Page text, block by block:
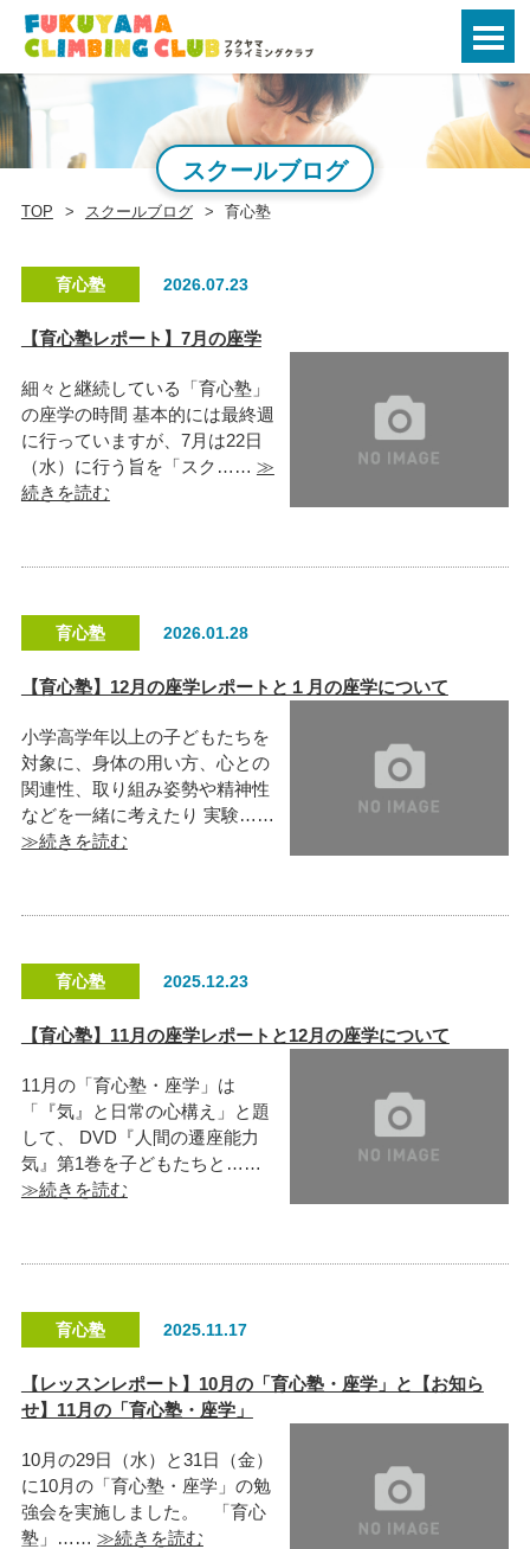
スクールブログ
TOP スクールブログ 育心塾
育心塾 2026.07.23
【育心塾レポート】7月の座学
細々と継続している「育心塾」
の座学の時間 基本的には最終週
に行っていますが、7月は22日
（水）に行う旨を「スク…… ≫
続きを読む
育心塾 2026.01.28
【育心塾】12月の座学レポートと１月の座学について
小学高学年以上の子どもたちを
対象に、身体の用い方、心との
関連性、取り組み姿勢や精神性
などを一緒に考えたり 実験……
≫続きを読む
育心塾 2025.12.23
【育心塾】11月の座学レポートと12月の座学について
11月の「育心塾・座学」は
「『気』と日常の心構え」と題
して、 DVD『人間の遷座能力
気』第1巻を子どもたちと……
≫続きを読む
育心塾 2025.11.17
【レッスンレポート】10月の「育心塾・座学」と【お知ら
せ】11月の「育心塾・座学」
10月の29日（水）と31日（金）
に10月の「育心塾・座学」の勉
強会を実施しました。 「育心
塾」…… ≫続きを読む